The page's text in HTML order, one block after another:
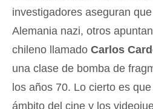
investigadores aseguran
Alemania nazi, otros
chileno llamado Carlos
una clase de bomba de
los años 70. Lo cierto es
ámbito del cine y los